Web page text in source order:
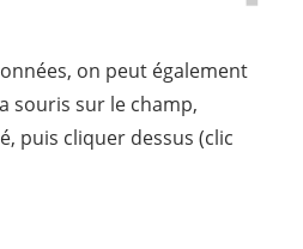
on peut également
souris sur le champ,
puis cliquer dessus (clic